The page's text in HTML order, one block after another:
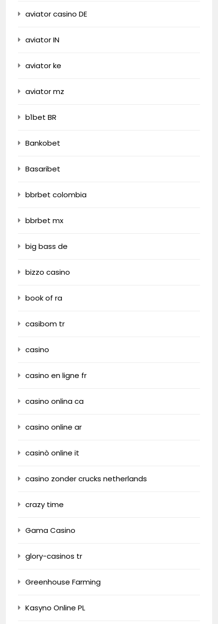
aviator casino DE
aviator IN
aviator ke
aviator mz
b1bet BR
Bankobet
Basaribet
bbrbet colombia
bbrbet mx
big bass de
bizzo casino
book of ra
casibom tr
casino
casino en ligne fr
casino onlina ca
casino online ar
casinò online it
casino zonder crucks netherlands
crazy time
Gama Casino
glory-casinos tr
Greenhouse Farming
Kasyno Online PL